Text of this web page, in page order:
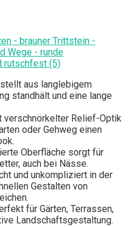
- brauner Trittstein -
Wege - runde
rutschfest (5)
aus langlebigem
standhält und eine lange
verschnörkelter Relief-Optik
oder Gehweg einen
Oberfläche sorgt für
auch bei Nässe.
und unkompliziert in der
Gestalten von
für Gärten, Terrassen,
Landschaftsgestaltung.